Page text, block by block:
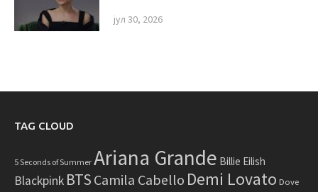
јул 30, 2026
TAG CLOUD
5 Seconds of Summer Ariana Grande Billie Eilish
Blackpink BTS Camila Cabello Demi Lovato Dove